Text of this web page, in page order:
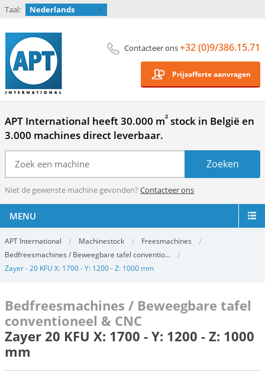
Taal: Nederlands
Contacteer ons+32 (0)9/386.15.71
Prijsofferte aanvragen
APT International heeft 30.000 m² stock in België en
3.000 machines direct leverbaar.
Niet de gewenste machine gevonden? Contacteer ons
MENU
APT International Machinestock
Freesmachines
Bedfreesmachines / Beweegbare tafel conventio...
Zayer - 20 KFU X: 1700 - Y: 1200 - Z: 1000 mm
Bedfreesmachines / Beweegbare tafel
conventioneel & CNC
Zayer 20 KFU X: 1700 - Y: 1200 - Z: 1000
mm